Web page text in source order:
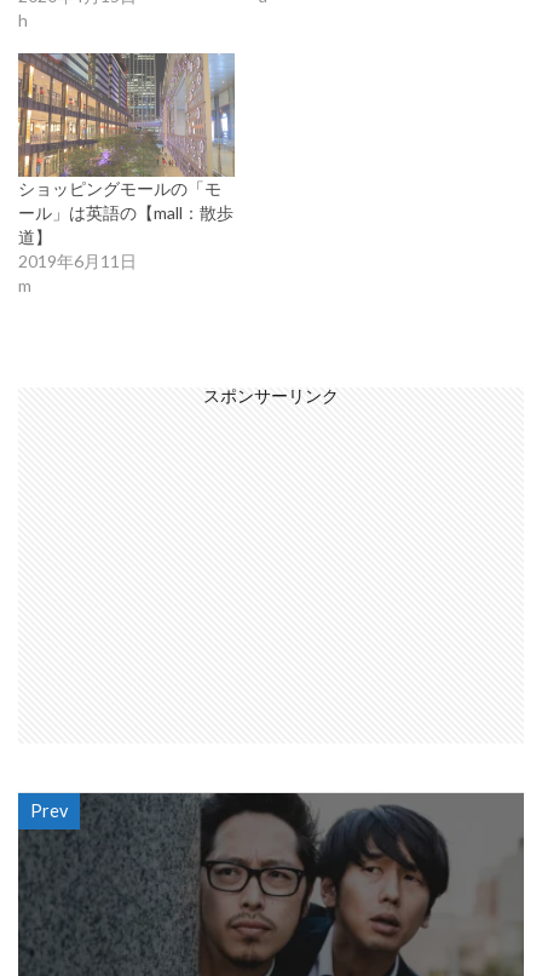
h
ショッピングモールの「モ
ール」は英語の【mall：散歩
道】
2019年6月11日
m
スポンサーリンク
Prev